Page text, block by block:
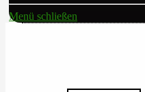
Menü schließen